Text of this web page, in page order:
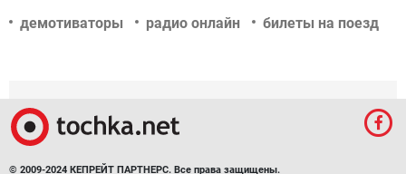
демотиваторы радио онлайн билеты на поезд
© 2009-2024 КЕПРЕЙТ ПАРТНЕРС. Все права защищены.